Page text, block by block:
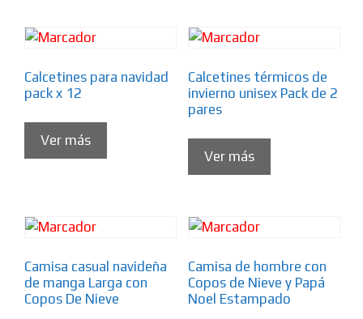
Calcetines para navidad
pack x 12
Ver más
Calcetines térmicos de
invierno unisex Pack de 2
pares
Ver más
Camisa casual navideña
de manga Larga con
Copos De Nieve
Camisa de hombre con
Copos de Nieve y Papá
Noel Estampado